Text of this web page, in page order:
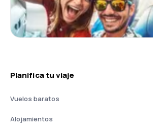
Planifica tu viaje
Vuelos baratos
Alojamientos